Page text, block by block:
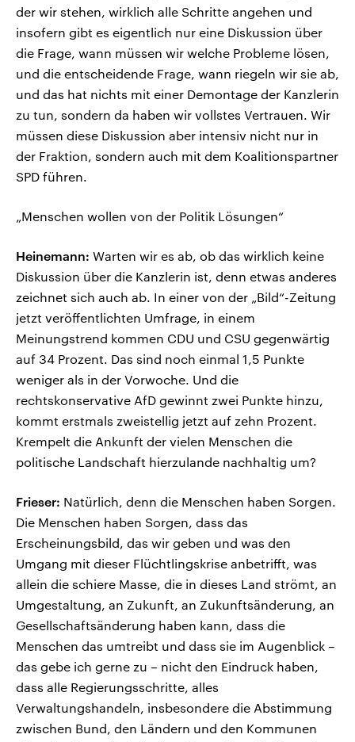
der wir stehen, wirklich alle Schritte angehen und
insofern gibt es eigentlich nur eine Diskussion über
die Frage, wann müssen wir welche Probleme lösen,
und die entscheidende Frage, wann riegeln wir sie ab,
und das hat nichts mit einer Demontage der Kanzlerin
zu tun, sondern da haben wir vollstes Vertrauen. Wir
müssen diese Diskussion aber intensiv nicht nur in
der Fraktion, sondern auch mit dem Koalitionspartner
SPD führen.
„Menschen wollen von der Politik Lösungen“
Heinemann: Warten wir es ab, ob das wirklich keine
Diskussion über die Kanzlerin ist, denn etwas anderes
zeichnet sich auch ab. In einer von der „Bild“-Zeitung
jetzt veröffentlichten Umfrage, in einem
Meinungstrend kommen CDU und CSU gegenwärtig
auf 34 Prozent. Das sind noch einmal 1,5 Punkte
weniger als in der Vorwoche. Und die
rechtskonservative AfD gewinnt zwei Punkte hinzu,
kommt erstmals zweistellig jetzt auf zehn Prozent.
Krempelt die Ankunft der vielen Menschen die
politische Landschaft hierzulande nachhaltig um?
Frieser: Natürlich, denn die Menschen haben Sorgen.
Die Menschen haben Sorgen, dass das
Erscheinungsbild, das wir geben und was den
Umgang mit dieser Flüchtlingskrise anbetrifft, was
allein die schiere Masse, die in dieses Land strömt, an
Umgestaltung, an Zukunft, an Zukunftsänderung, an
Gesellschaftsänderung haben kann, dass die
Menschen das umtreibt und dass sie im Augenblick –
das gebe ich gerne zu – nicht den Eindruck haben,
dass alle Regierungsschritte, alles
Verwaltungshandeln, insbesondere die Abstimmung
zwischen Bund, den Ländern und den Kommunen